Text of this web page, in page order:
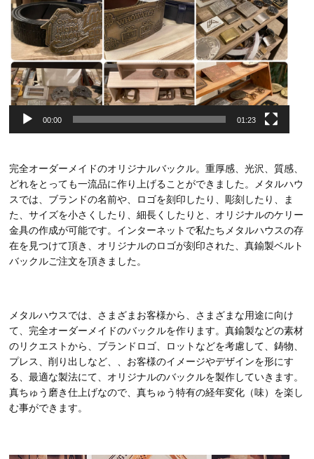
00:00 01:23
完全オーダーメイドのオリジナルバックル。重厚感、光沢、質感、
どれをとっても一流品に作り上げることができました。メタルハウ
スでは、ブランドの名前や、ロゴを刻印したり、彫刻したり、ま
た、サイズを小さくしたり、細長くしたりと、オリジナルのケリー
金具の作成が可能です。インターネットで私たちメタルハウスの存
在を見つけて頂き、オリジナルのロゴが刻印された、真鍮製ベルト
バックルご注文を頂きました。
メタルハウスでは、さまざまお客様から、さまざまな用途に向け
て、完全オーダーメイドのバックルを作ります。真鍮製などの素材
のリクエストから、ブランドロゴ、ロットなどを考慮して、鋳物、
プレス、削り出しなど、、お客様のイメージやデザインを形にす
る、最適な製法にて、オリジナルのバックルを製作していきます。
真ちゅう磨き仕上げなので、真ちゅう特有の経年変化（味）を楽し
む事ができます。